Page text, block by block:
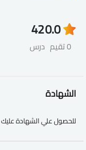
0.0
0 تقيم
42
درس
الشهادة
للحصول علي الشهادة عليك